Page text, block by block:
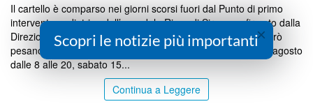
Il cartello è comparso nei giorni scorsi fuori dal Punto di primo
intervento pediatrico dell’ospedale Rizza di Siracusa, firmato dalla
Direzione del Distretto ASP di Siracusa. Poche righe che però
pesano sulle famiglie: il servizio resterà chiuso domenica 2 agosto
dalle 8 alle 20, sabato 15...
Continua a Leggere
×
Scopri le notizie più importanti